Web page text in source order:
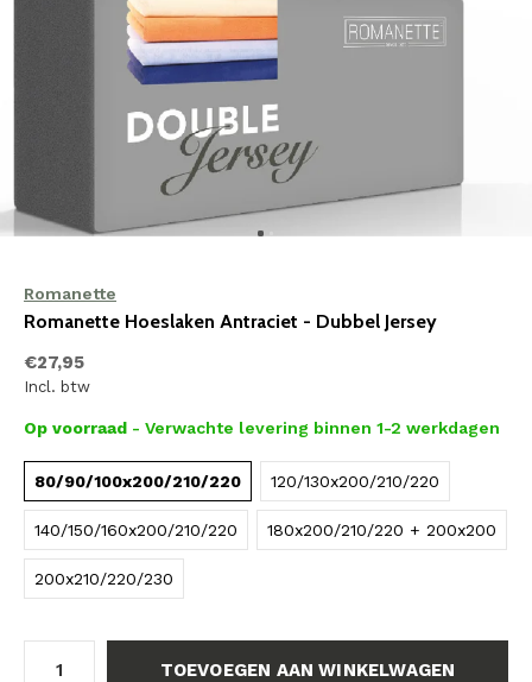
Romanette
Romanette Hoeslaken Antraciet - Dubbel Jersey
€27,95
Incl. btw
Op voorraad - Verwachte levering binnen 1-2 werkdagen
80/90/100x200/210/220 120/130x200/210/220
140/150/160x200/210/220 180x200/210/220 + 200x200
200x210/220/230
TOEVOEGEN AAN WINKELWAGEN